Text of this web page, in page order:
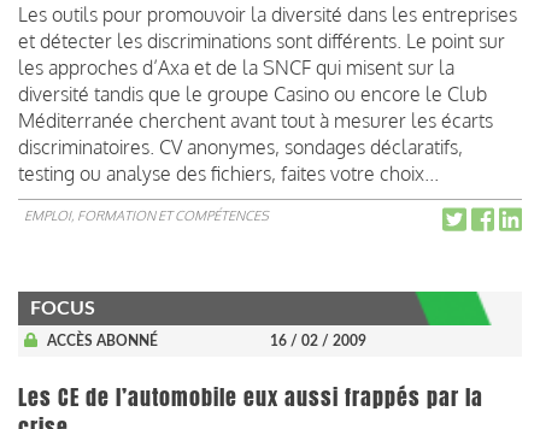
Les outils pour promouvoir la diversité dans les entreprises
et détecter les discriminations sont différents. Le point sur
les approches d’Axa et de la SNCF qui misent sur la
diversité tandis que le groupe Casino ou encore le Club
Méditerranée cherchent avant tout à mesurer les écarts
discriminatoires. CV anonymes, sondages déclaratifs,
testing ou analyse des fichiers, faites votre choix...
EMPLOI, FORMATION ET COMPÉTENCES
FOCUS
ACCÈS ABONNÉ 16 / 02 / 2009
Les CE de l’automobile eux aussi frappés par la